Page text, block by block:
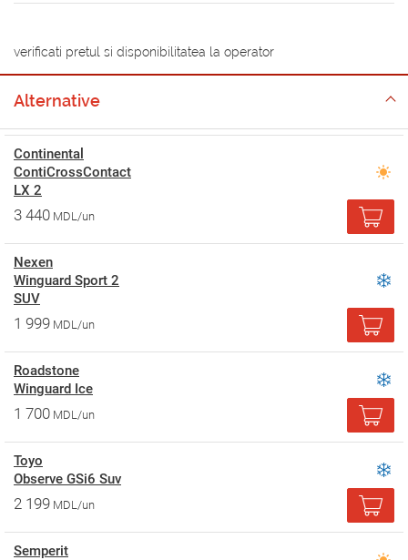
verificati pretul si disponibilitatea la operator
Alternative
Continental
ContiCrossContact
LX 2
3 440 MDL/un
Nexen
Winguard Sport 2
SUV
1 999 MDL/un
Roadstone
Winguard Ice
1 700 MDL/un
Toyo
Observe GSi6 Suv
2 199 MDL/un
Semperit